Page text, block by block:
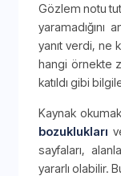
Gözlem notu
yaramadığını
yanıt verdi, ne
hangi örnekte
katıldı gibi
Kaynak
bozuklukları
sayfaları,
yararlı olabilir.